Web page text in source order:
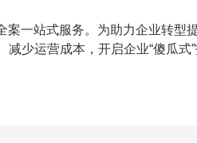
一站式服务。为助力企业转型
少运营成本，开启企业“傻瓜式